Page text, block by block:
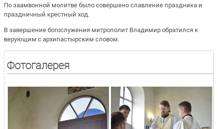
По заамвонной молитве было совершено славление праздника и
праздничный крестный ход.
В завершение богослужения митрополит Владимир обратился к
верующим с архипастырским словом.
Фотогалерея